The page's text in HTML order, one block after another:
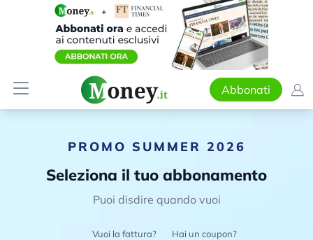
Abbonati
PROMO SUMMER 2026
Seleziona il tuo abbonamento
Puoi disdire quando vuoi
Vuoi la fattura? Hai un coupon?